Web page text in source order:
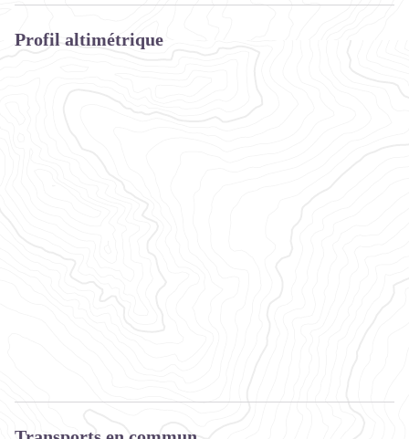
Profil altimétrique